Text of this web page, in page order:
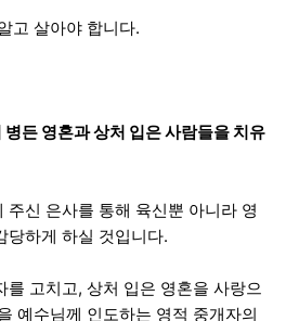
고 살아야 합니다.
든 영혼과 상처 입은 사람들을 치유
주신 은사를 통해 육신뿐 아니라 영
당하게 하실 것입니다.
를 고치고, 상처 입은 영혼을 사랑으
예수님께 인도하는 영적 중개자의